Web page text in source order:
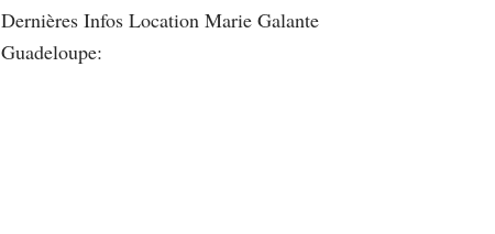
Dernières Infos Location Marie Galante
Guadeloupe: